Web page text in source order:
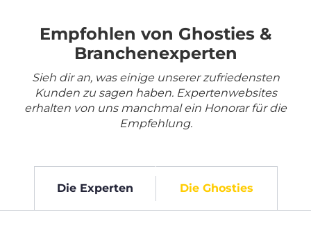
Empfohlen von Ghosties &
Branchenexperten
Sieh dir an, was einige unserer zufriedensten
Kunden zu sagen haben. Expertenwebsites
erhalten von uns manchmal ein Honorar für die
Empfehlung.
Die Experten Die Ghosties